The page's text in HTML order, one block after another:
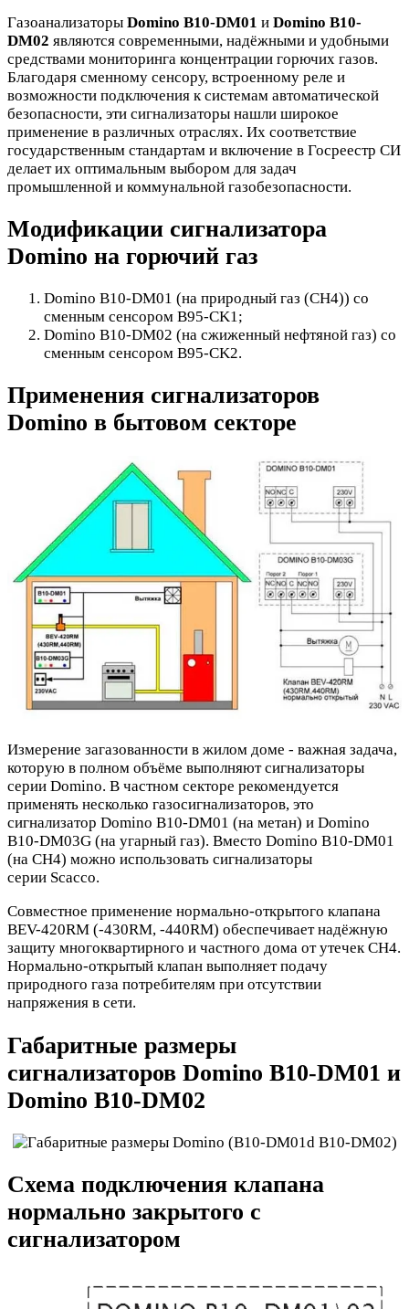
Газоанализаторы Domino B10-DM01 и Domino B10-
DM02 являются современными, надёжными и удобными
средствами мониторинга концентрации горючих газов.
Благодаря сменному сенсору, встроенному реле и
возможности подключения к системам автоматической
безопасности, эти сигнализаторы нашли широкое
применение в различных отраслях. Их соответствие
государственным стандартам и включение в Госреестр СИ
делает их оптимальным выбором для задач
промышленной и коммунальной газобезопасности.
Модификации сигнализатора
Domino на горючий газ
Domino B10-DM01 (на природный газ (CH4)) со
сменным сенсором B95-CK1;
Domino B10-DM02 (на сжиженный нефтяной газ) со
сменным сенсором B95-CK2.
Применения сигнализаторов
Domino в бытовом секторе
Измерение загазованности в жилом доме - важная задача,
которую в полном объёме выполняют сигнализаторы
серии Domino. В частном секторе рекомендуется
применять несколько газосигнализаторов, это
сигнализатор Domino B10-DM01 (на метан) и Domino
B10-DM03G (на угарный газ). Вместо Domino B10-DM01
(на CH4) можно использовать сигнализаторы
серии Scacco.
Совместное применение нормально-открытого клапана
BEV-420RM (-430RM, -440RM) обеспечивает надёжную
защиту многоквартирного и частного дома от утечек CH4.
Нормально-открытый клапан выполняет подачу
природного газа потребителям при отсутствии
напряжения в сети.
Габаритные размеры
сигнализаторов Domino B10-DM01 и
Domino B10-DM02
Схема подключения клапана
нормально закрытого с
сигнализатором